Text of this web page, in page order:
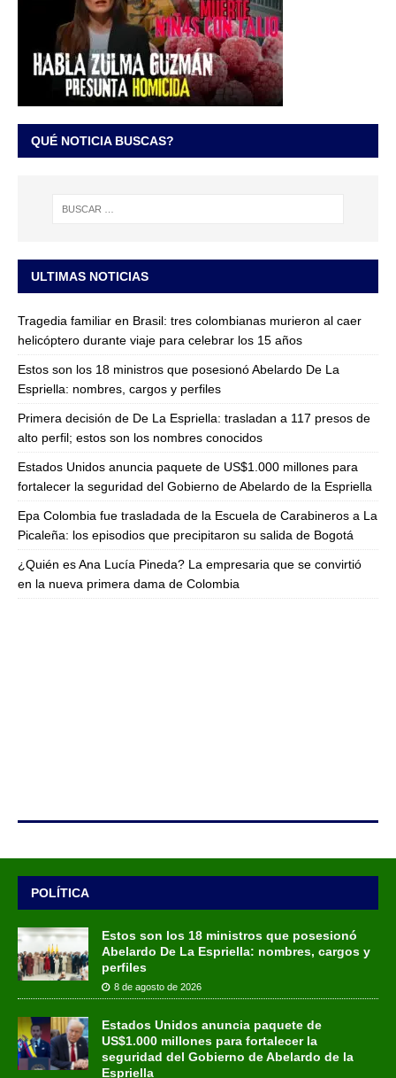
QUÉ NOTICIA BUSCAS?
ULTIMAS NOTICIAS
Tragedia familiar en Brasil: tres colombianas murieron al caer
helicóptero durante viaje para celebrar los 15 años
Estos son los 18 ministros que posesionó Abelardo De La
Espriella: nombres, cargos y perfiles
Primera decisión de De La Espriella: trasladan a 117 presos de
alto perfil; estos son los nombres conocidos
Estados Unidos anuncia paquete de US$1.000 millones para
fortalecer la seguridad del Gobierno de Abelardo de la Espriella
Epa Colombia fue trasladada de la Escuela de Carabineros a La
Picaleña: los episodios que precipitaron su salida de Bogotá
¿Quién es Ana Lucía Pineda? La empresaria que se convirtió
en la nueva primera dama de Colombia
POLÍTICA
Estos son los 18 ministros que posesionó
Abelardo De La Espriella: nombres, cargos y
perfiles
8 de agosto de 2026
Estados Unidos anuncia paquete de
US$1.000 millones para fortalecer la
seguridad del Gobierno de Abelardo de la
Espriella